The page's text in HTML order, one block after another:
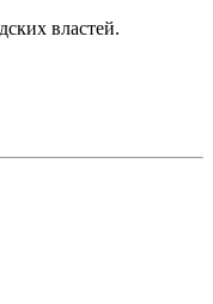
властей.